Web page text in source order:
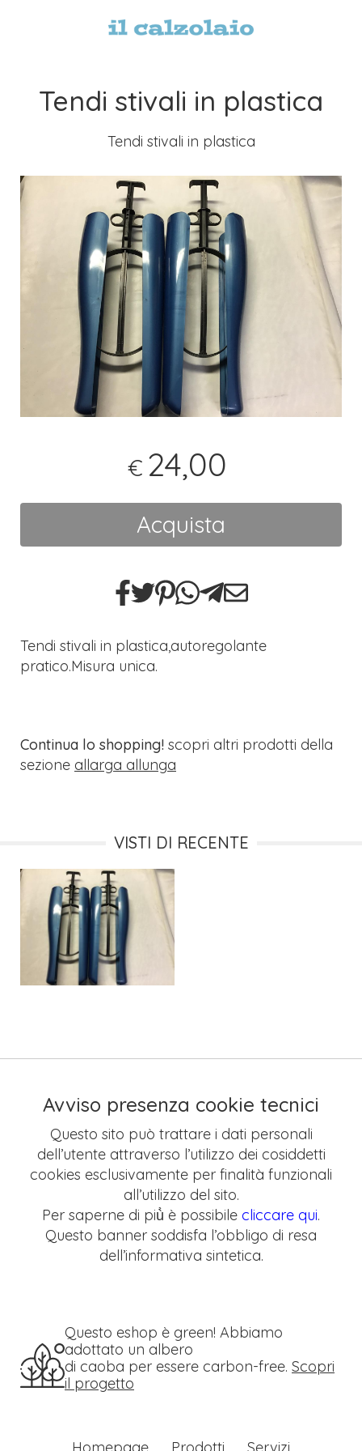
Tendi stivali in plastica
Tendi stivali in plastica
€ 24,00
Acquista
Tendi stivali in plastica,autoregolante
pratico.Misura unica.
Continua lo shopping! scopri altri prodotti della
sezione allarga allunga
VISTI DI RECENTE
Avviso presenza cookie tecnici
Questo sito può trattare i dati personali
dell’utente attraverso l’utilizzo dei cosiddetti
cookies esclusivamente per finalità funzionali
all’utilizzo del sito.
Per saperne di più̀ è possibile cliccare qui.
Questo banner soddisfa l’obbligo di resa
dell’informativa sintetica.
Questo eshop è green! Abbiamo
adottato un albero
di caoba per essere carbon-free. Scopri
il progetto
Homepage Prodotti Servizi